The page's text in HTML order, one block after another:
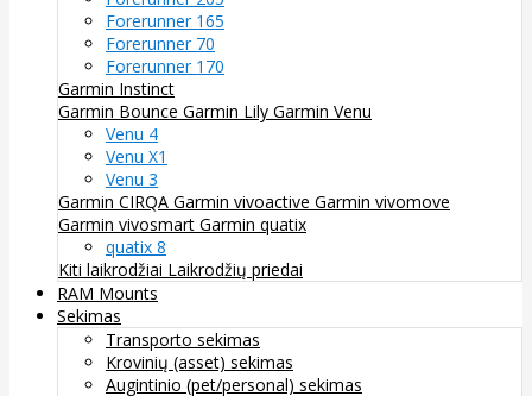
Forerunner 165
Forerunner 70
Forerunner 170
Garmin Instinct
Garmin Bounce Garmin Lily Garmin Venu
Venu 4
Venu X1
Venu 3
Garmin CIRQA Garmin vivoactive Garmin vivomove
Garmin vivosmart Garmin quatix
quatix 8
Kiti laikrodžiai Laikrodžių priedai
RAM Mounts
Sekimas
Transporto sekimas
Krovinių (asset) sekimas
Augintinio (pet/personal) sekimas